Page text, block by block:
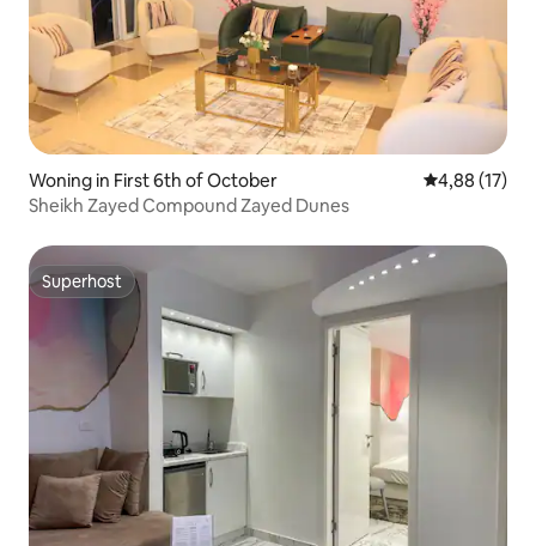
Woning in First 6th of October Gemiddelde
4,88 (17)
Sheikh Zayed Compound Zayed Dunes
Superhost
Superhost